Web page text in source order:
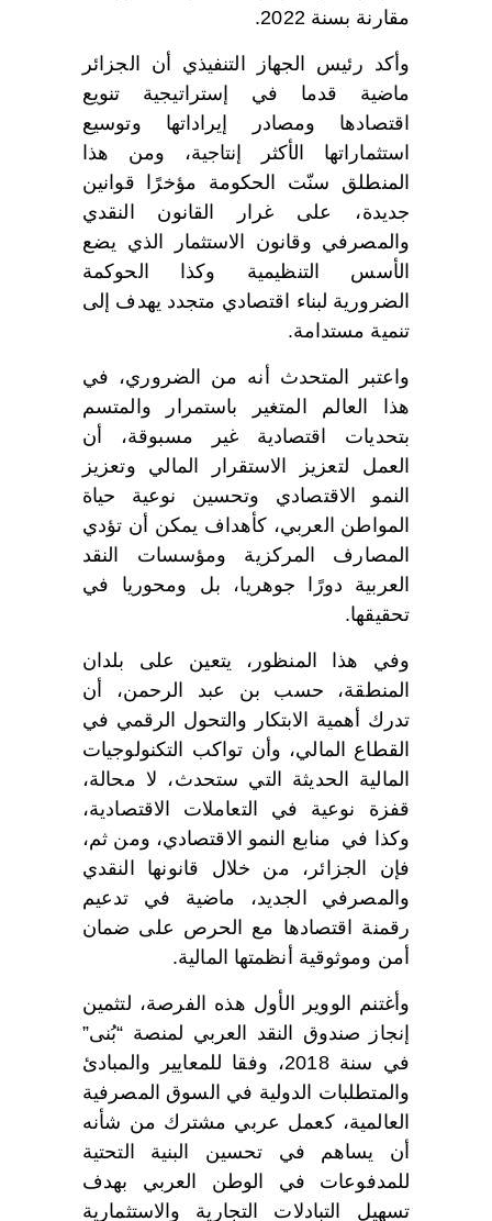
مقارنة بسنة 2022.
وأكد رئيس الجهاز التنفيذي أن الجزائر
ماضية قدما في إستراتيجية تنويع
اقتصادها ومصادر إيراداتها وتوسيع
استثماراتها الأكثر إنتاجية، ومن هذا
المنطلق سنّت الحكومة مؤخرًا قوانين
جديدة، على غرار القانون النقدي
والمصرفي وقانون الاستثمار الذي يضع
الأسس التنظيمية وكذا الحوكمة
الضرورية لبناء اقتصادي متجدد يهدف إلى
تنمية مستدامة.
واعتبر المتحدث أنه من الضروري، في
هذا العالم المتغير باستمرار والمتسم
بتحديات اقتصادية غير مسبوقة، أن
العمل لتعزيز الاستقرار المالي وتعزيز
النمو الاقتصادي وتحسين نوعية حياة
المواطن العربي، كأهداف يمكن أن تؤدي
المصارف المركزية ومؤسسات النقد
العربية دورًا جوهريا، بل ومحوريا في
تحقيقها.
وفي هذا المنظور، يتعين على بلدان
المنطقة، حسب بن عبد الرحمن، أن
تدرك أهمية الابتكار والتحول الرقمي في
القطاع المالي، وأن تواكب التكنولوجيات
المالية الحديثة التي ستحدث، لا محالة،
قفزة نوعية في التعاملات الاقتصادية،
وكذا في منابع النمو الاقتصادي، ومن ثم،
فإن الجزائر، من خلال قانونها النقدي
والمصرفي الجديد، ماضية في تدعيم
رقمنة اقتصادها مع الحرص على ضمان
أمن وموثوقية أنظمتها المالية.
وأغتنم الووير الأول هذه الفرصة، لتثمين
إنجاز صندوق النقد العربي لمنصة “بُنى”
في سنة 2018، وفقا للمعايير والمبادئ
والمتطلبات الدولية في السوق المصرفية
العالمية، كعمل عربي مشترك من شأنه
أن يساهم في تحسين البنية التحتية
للمدفوعات في الوطن العربي بهدف
تسهيل التبادلات التجارية والاستثمارية